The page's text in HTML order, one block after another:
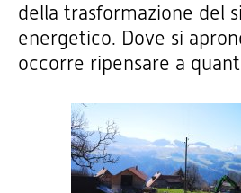
della trasformazione del
energetico. Dove si
occorre ripensare a